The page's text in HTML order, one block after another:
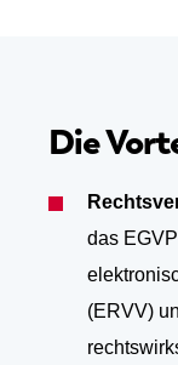
Die
das
(ERVV)